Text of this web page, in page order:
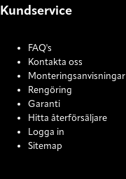
Kundservice
FAQ's
Kontakta oss
Monteringsanvisningar
Rengöring
Garanti
Hitta återförsäljare
Logga in
Sitemap